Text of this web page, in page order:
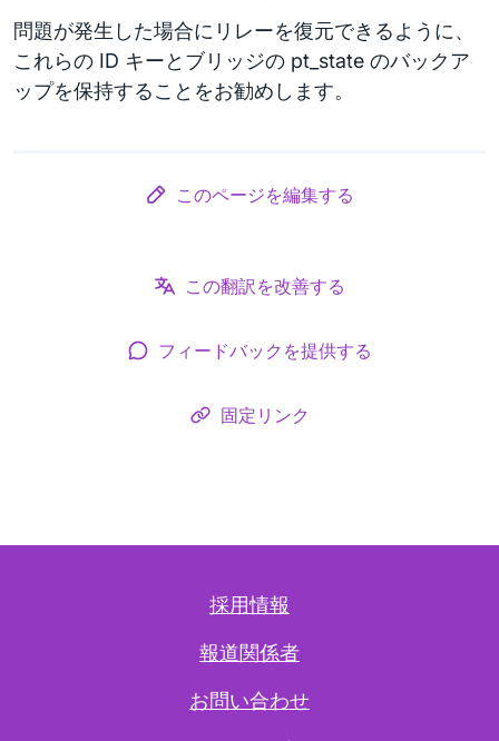
問題が発生した場合にリレーを復元できるように、
これらの ID キーとブリッジの pt_state のバックア
ップを保持することをお勧めします。
このページを編集する
この翻訳を改善する
フィードバックを提供する
固定リンク
採用情報
報道関係者
お問い合わせ